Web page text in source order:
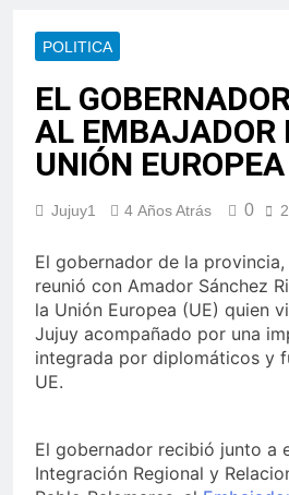
POLITICA
EL
AL EMBAJADOR
UNIÓN EUROPEA
Jujuy1 4 Años Atrás 0
El gobernador de la
reunió con Amador Sánchez
la Unión Europea (UE) quien
Jujuy acompañado por una
integrada por diplomáticos y
UE.
El gobernador recibió junto a
Integración Regional y